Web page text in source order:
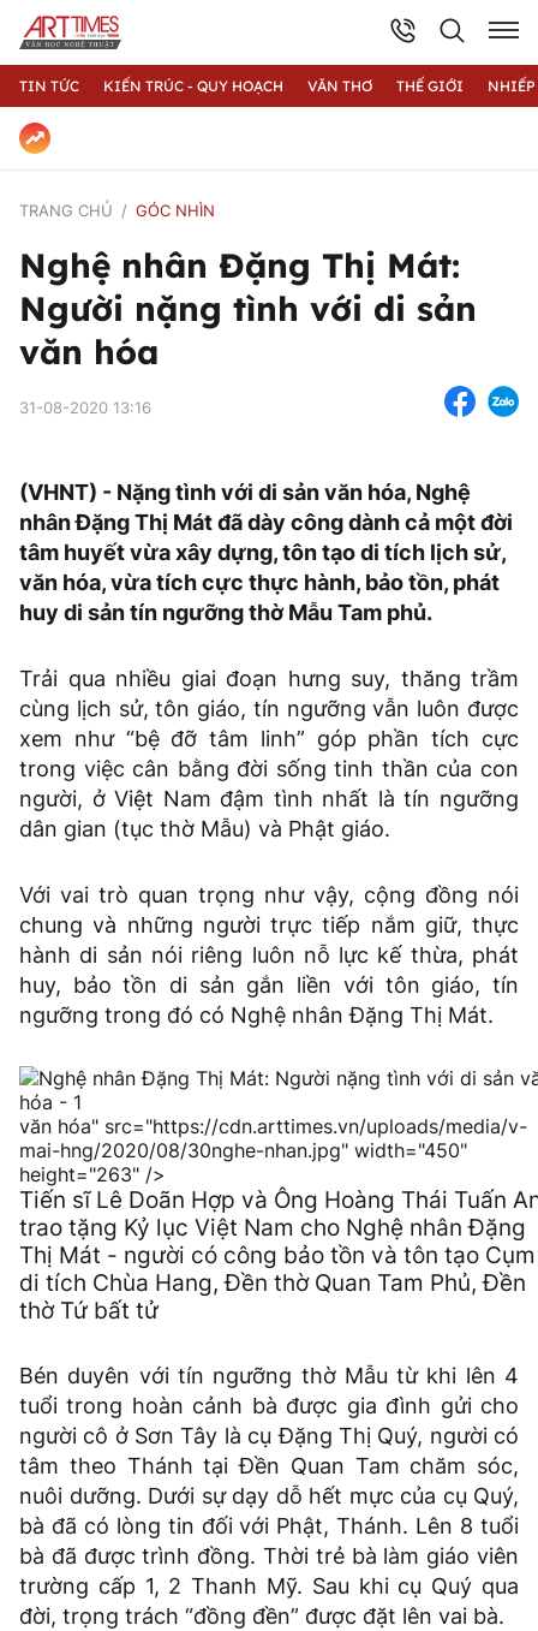
TIN TỨC KIẾN TRÚC - QUY HOẠCH VĂN THƠ THẾ GIỚI
TRANG CHỦ GÓC NHÌN
Nghệ nhân Đặng Thị Mát:
Người nặng tình với di sản
văn hóa
31-08-2020 13:16
(VHNT) - Nặng tình với di sản văn hóa, Nghệ
nhân Đặng Thị Mát đã dày công dành cả một đời
tâm huyết vừa xây dựng, tôn tạo di tích lịch sử,
văn hóa, vừa tích cực thực hành, bảo tồn, phát
huy di sản tín ngưỡng thờ Mẫu Tam phủ.
Trải qua nhiều giai đoạn hưng suy, thăng trầm
cùng lịch sử, tôn giáo, tín ngưỡng vẫn luôn được
xem như “bệ đỡ tâm linh” góp phần tích cực
trong việc cân bằng đời sống tinh thần của con
người, ở Việt Nam đậm tình nhất là tín ngưỡng
dân gian (tục thờ Mẫu) và Phật giáo.
Với vai trò quan trọng như vậy, cộng đồng nói
chung và những người trực tiếp nắm giữ, thực
hành di sản nói riêng luôn nỗ lực kế thừa, phát
huy, bảo tồn di sản gắn liền với tôn giáo, tín
ngưỡng trong đó có Nghệ nhân Đặng Thị Mát.
văn hóa" src="https://cdn.arttimes.vn/uploads/media/v-
mai-hng/2020/08/30nghe-nhan.jpg" width="450"
height="263" />
Tiến sĩ Lê Doãn Hợp và Ông Hoàng Thái Tuấn
trao tặng Kỷ lục Việt Nam cho Nghệ nhân Đặng
Thị Mát - người có công bảo tồn và tôn tạo Cụm
di tích Chùa Hang, Đền thờ Quan Tam Phủ, Đền
thờ Tứ bất tử
Bén duyên với tín ngưỡng thờ Mẫu từ khi lên 4
tuổi trong hoàn cảnh bà được gia đình gửi cho
người cô ở Sơn Tây là cụ Đặng Thị Quý, người có
tâm theo Thánh tại Đền Quan Tam chăm sóc,
nuôi dưỡng. Dưới sự dạy dỗ hết mực của cụ Quý,
bà đã có lòng tin đối với Phật, Thánh. Lên 8 tuổi
bà đã được trình đồng. Thời trẻ bà làm giáo viên
trường cấp 1, 2 Thanh Mỹ. Sau khi cụ Quý qua
đời, trọng trách “đồng đền” được đặt lên vai bà.